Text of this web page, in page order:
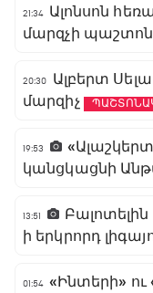
21:34 Ալոնսոն
մարզչի
20:30
Ալբերտ
մարզիչ
19:53
կանցկացնի
13:51
ի երկրորդ
01:54 «Ինտերի»